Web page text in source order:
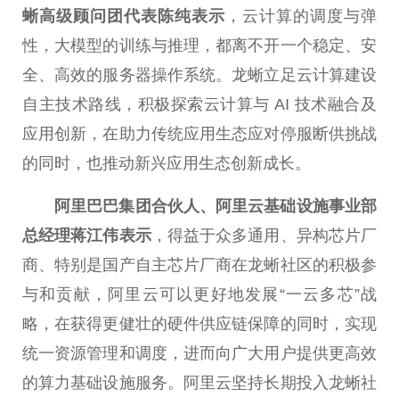
蜥高级顾问团代表陈纯表示 ，云计算的调度与弹
性 ，大模型的训练与推理，都离不开一个稳定、安
全、高效的服务器操作系统。龙蜥立足云计算建设
自主技术路线，积极探索云计算与 AI 技术融合及
应用创新，在助力传统应用生态应对停服断供挑战
的同时，也推动新兴应用生态创新成长。
阿里巴巴集团合伙人、阿里云基础设施事业部
总经理蒋江伟表示，得益于众多通用、异构芯片厂
商、特别是国产自主芯片厂商在龙蜥社区的积极参
与和贡献，阿里云可以更好地发展“一云多芯”战
略，在获得更健壮的硬件供应链保障的同时，实现
统一资源管理和调度，进而向广大用户提供更高效
的算力基础设施服务。阿里云坚持长期投入龙蜥社